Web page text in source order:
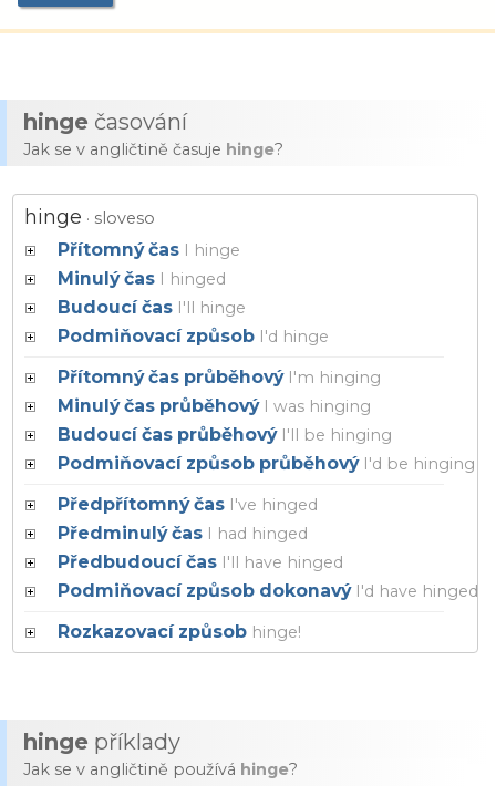
hinge časování
Jak se v angličtině časuje hinge?
hinge · sloveso
Přítomný čas I hinge
Minulý čas I hinged
Budoucí čas I'll hinge
Podmiňovací způsob I'd hinge
Přítomný čas průběhový I'm hinging
Minulý čas průběhový I was hinging
Budoucí čas průběhový I'll be hinging
Podmiňovací způsob průběhový I'd be hinging
Předpřítomný čas I've hinged
Předminulý čas I had hinged
Předbudoucí čas I'll have hinged
Podmiňovací způsob dokonavý I'd have hinged
Rozkazovací způsob hinge!
hinge příklady
Jak se v angličtině používá hinge?